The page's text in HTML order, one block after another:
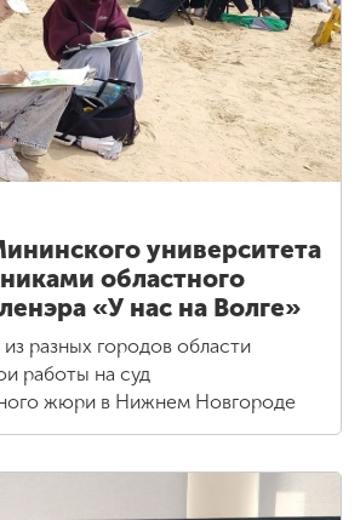
университета
областного
«У нас на Волге»
разных городов области
работы на суд
жюри в Нижнем Новгороде